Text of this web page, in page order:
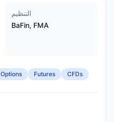
التنظيم
BaFin, FMA
Options Futures CFDs